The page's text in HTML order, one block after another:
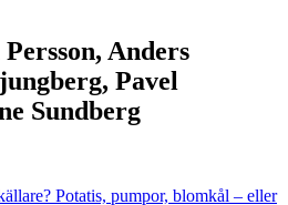
Anders
Pavel
Sundberg
Potatis, pumpor, blomkål – eller